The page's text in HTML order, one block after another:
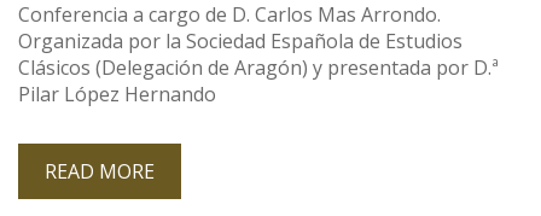
Conferencia a cargo de D. Carlos Mas Arrondo.
Organizada por la Sociedad Española de Estudios
Clásicos (Delegación de Aragón) y presentada por D.ª
Pilar López Hernando
READ MORE